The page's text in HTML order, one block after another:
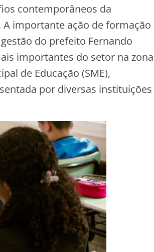
contemporâneos da
A importante ação de formação
do prefeito Fernando
importantes do setor na zona
de Educação (SME),
por diversas instituições